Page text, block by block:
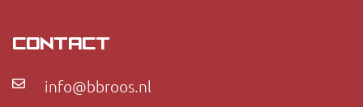
CONTACT
info@bbroos.nl